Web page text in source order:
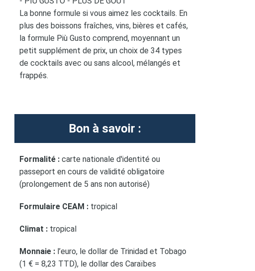
La bonne formule si vous aimez les cocktails. En
plus des boissons fraîches, vins, bières et cafés,
la formule Più Gusto comprend, moyennant un
petit supplément de prix, un choix de 34 types
de cocktails avec ou sans alcool, mélangés et
frappés.
Bon à savoir :
Formalité : carte nationale d'identité ou
passeport en cours de validité obligatoire
(prolongement de 5 ans non autorisé)
Formulaire CEAM : tropical
Climat : tropical
Monnaie : l’euro, le dollar de Trinidad et Tobago
(1 € = 8,23 TTD), le dollar des Caraïbes